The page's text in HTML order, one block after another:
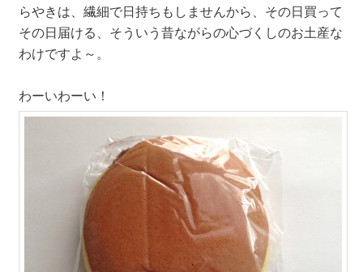
らやきは、繊細で日持ちもしませんから、その日買って
その日届ける、そういう昔ながらの心づくしのお土産な
わけですよ～。
わーいわーい！